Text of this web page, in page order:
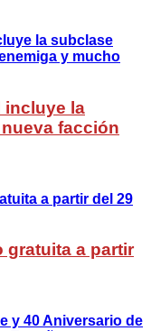
incluye la
facción
gratuita a partir